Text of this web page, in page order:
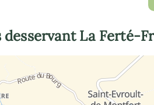
La Ferté-